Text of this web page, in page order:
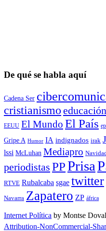
De qué se habla aquí
Cadena Ser
cristianismo educación
EEUU El Mundo El País
Gripe A Humor IA indignados irak
lssi McLuhan Mediapro
periodistas PPPrisa
RTVE Rubalcaba sgae twitter
Navarra Zapatero ZP áfrica
Internet Política by Montse Doval
Attribution-NonCommercial-